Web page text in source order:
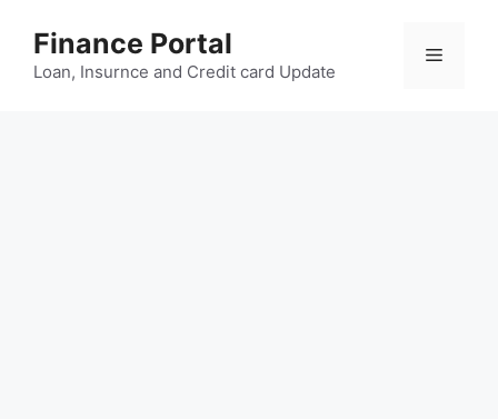
content
Finance Portal
Loan, Insurnce and Credit card Update
Menu